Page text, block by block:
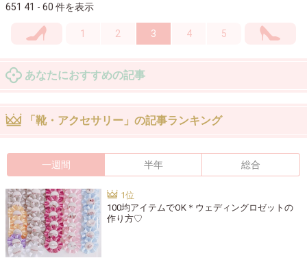
651 41 - 60 件を表示
1 2 3 4 5
あなたにおすすめの記事
「靴・アクセサリー」の記事ランキング
一週間 半年 総合
100均アイテムでOK＊ウェディングロゼットの
作り方♡